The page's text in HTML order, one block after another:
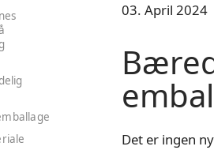
03. April 2024
Det er ingen